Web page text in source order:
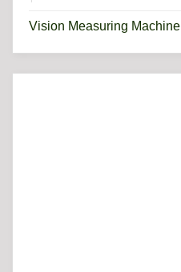
Vision Measuring Machine